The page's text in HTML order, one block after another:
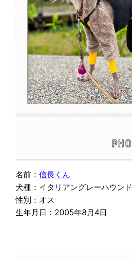
名前： 信長くん
犬種：イタリアングレーハウンド
性別：オス
生年月日：2005年8月4日